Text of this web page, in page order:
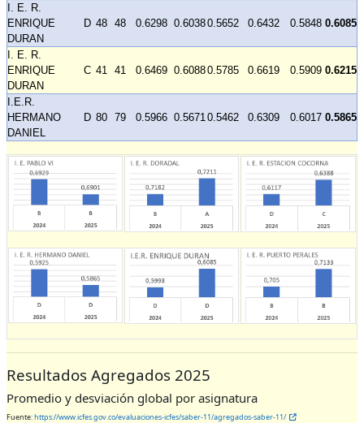
I. E. R.
ENRIQUE
DURAN
D 48 48 0.6298 0.60380.5652 0.6432 0.5848 0.6085
I. E. R.
ENRIQUE
DURAN
C 41 41 0.6469 0.60880.5785 0.6619 0.5909 0.6215
I.E.R.
HERMANO
DANIEL
D 80 79 0.5966 0.5671 0.5462 0.6309 0.6017 0.5865
Resultados Agregados 2025
Promedio y desviación global por asignatura
Fuente:https://www.icfes.gov.co/evaluaciones-icfes/saber-11/agregados-saber-11/